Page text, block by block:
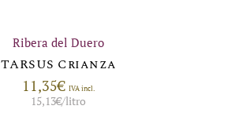
Ribera del Duero
TARSUS Crianza
11,35€ IVA incl.
15,13€/litro